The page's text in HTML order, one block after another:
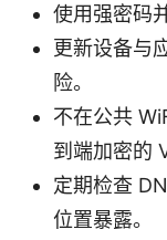
使用强密码
更新设备与
险。
不在公共
到端加密的
定期检查
位置暴露。